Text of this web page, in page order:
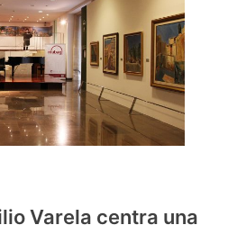
Varela centra una